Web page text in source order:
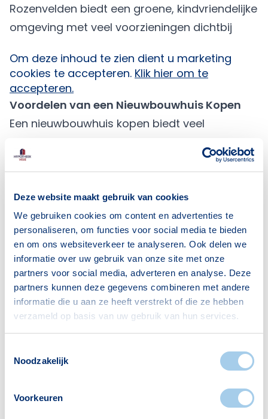
Deze website maakt gebruik van cookies
We gebruiken cookies om content en advertenties te
personaliseren, om functies voor social media te bieden
en om ons websiteverkeer te analyseren. Ook delen we
informatie over uw gebruik van onze site met onze
partners voor social media, adverteren en analyse. Deze
partners kunnen deze gegevens combineren met andere
informatie die u aan ze heeft verstrekt of die ze hebben
verzameld op basis van uw gebruik van hun services.
Noodzakelijk
Voorkeuren
Rozenvelden biedt een groene, kindvriendelijke
omgeving met veel voorzieningen dichtbij​
Om deze inhoud te zien dient u marketing
cookies te accepteren. Klik hier om te
accepteren.
Voordelen van een Nieuwbouwhuis Kopen
Een nieuwbouwhuis kopen biedt veel
Nederlandse overheid voor energiezuinige
aanmerking voor hogere
financieringsmogelijkheden, een hogere NHG-
grens en soms rentekorting.
Nieuwbouwwoningen zijn vaak
onderhoudsarm en voorzien van moderne
technologieën zoals zonnepanelen. Projecten
zoals Rozenvelden leveren energieneutrale
duurzamere leefomgeving​.